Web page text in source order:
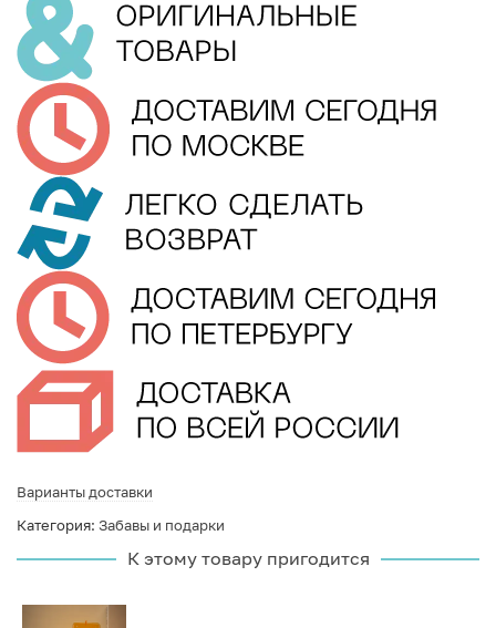
Варианты доставки
Категория: Забавы и подарки
К этому товару пригодится